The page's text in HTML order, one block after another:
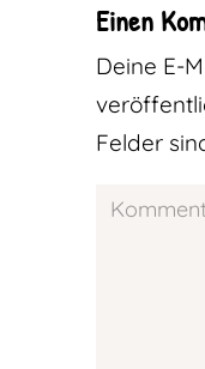
Einen
Deine E-
Felder